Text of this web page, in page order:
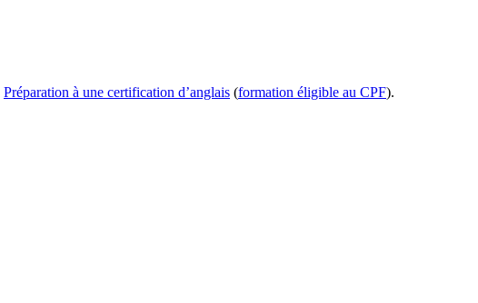
Préparation à une certification d’anglais (formation éligible au CPF).